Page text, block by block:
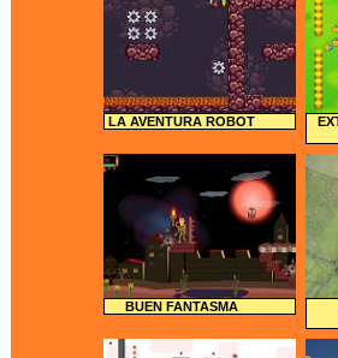
LA AVENTURA ROBOT
BUEN FANTASMA